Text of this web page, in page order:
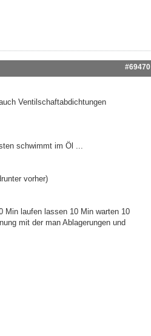
#69470
Ventilschaftabdichtungen
schwimmt im Öl ...
vorher)
Min laufen lassen 10 Min warten 10
mit der man Ablagerungen und